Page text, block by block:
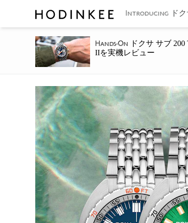
Introducing ド
Hands-On
ドクサ サブ 200
IIを実機レビュー